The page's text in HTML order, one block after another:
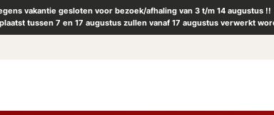
vakantie gesloten voor bezoek/afhaling van 3 t/m 14 augustus !!
tussen 7 en 17 augustus zullen vanaf 17 augustus verwerkt